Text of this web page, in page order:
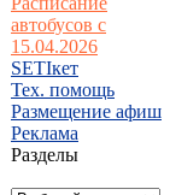
автобусов с
15.04.2026
SETIкет
Тех. помощь
Размещение афиш
Реклама
Разделы